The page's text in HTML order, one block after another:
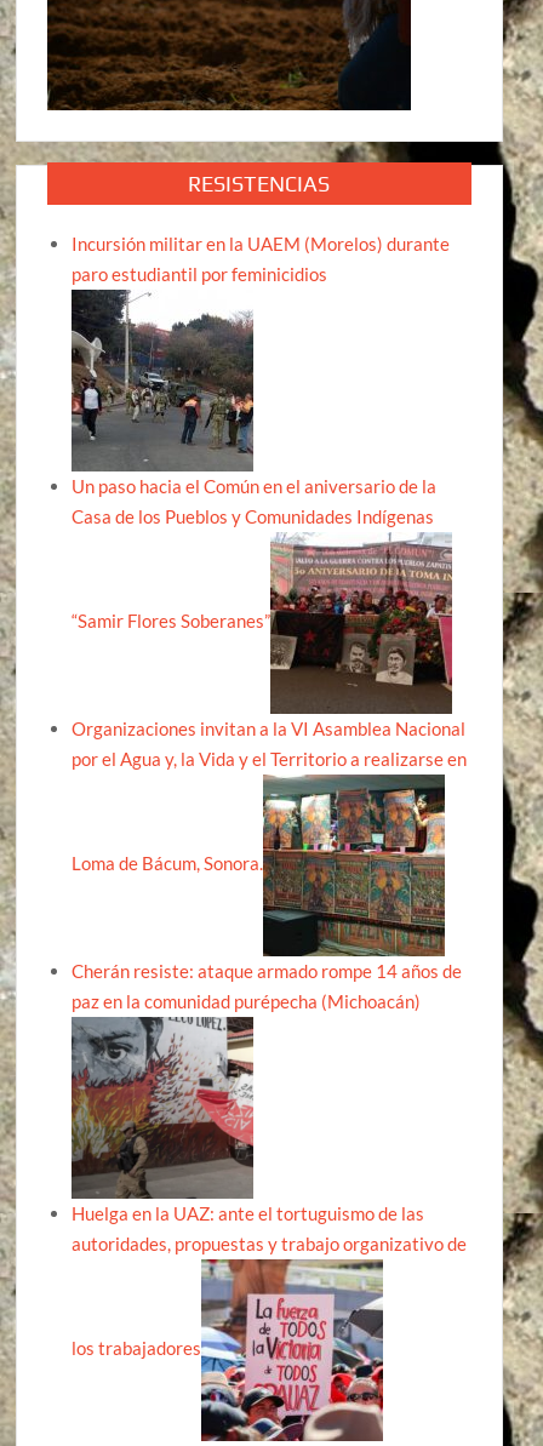
RESISTENCIAS
Incursión militar en la UAEM (Morelos) durante
paro estudiantil por feminicidios
Un paso hacia el Común en el aniversario de la
Casa de los Pueblos y Comunidades Indígenas
“Samir Flores Soberanes”
Organizaciones invitan a la VI Asamblea Nacional
por el Agua y, la Vida y el Territorio a realizarse en
Loma de Bácum, Sonora.
Cherán resiste: ataque armado rompe 14 años de
paz en la comunidad purépecha (Michoacán)
Huelga en la UAZ: ante el tortuguismo de las
autoridades, propuestas y trabajo organizativo de
los trabajadores